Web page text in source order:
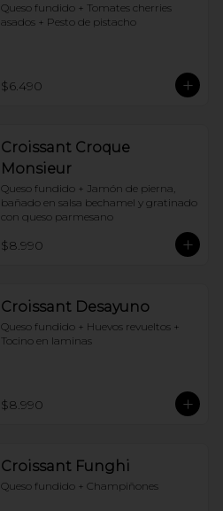
Queso fundido + Tomates cherries
asados + Pesto de pistacho
$6.490
Croissant Croque
Monsieur
Queso fundido + Jamón de pierna,
bañado en salsa bechamel y gratinado
con queso parmesano
$8.990
Croissant Desayuno
Queso fundido + Huevos revueltos +
Tocino en laminas
$8.990
Croissant Funghi
Queso fundido + Champiñones